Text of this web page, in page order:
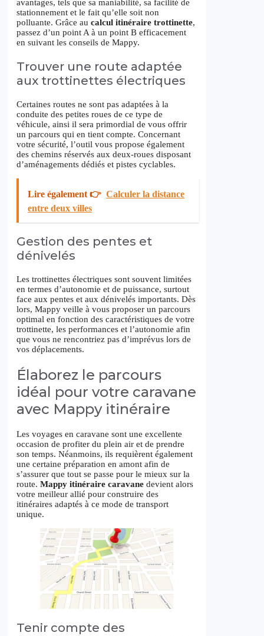
avantages, tels que sa maniabilité, sa facilité de
stationnement et le fait qu’elle soit non
polluante. Grâce au calcul itinéraire trottinette,
passez d’un point A à un point B efficacement
en suivant les conseils de Mappy.
Trouver une route adaptée
aux trottinettes électriques
Certaines routes ne sont pas adaptées à la
conduite des petites roues de ce type de
véhicule, ainsi il sera primordial de vous offrir
un parcours qui en tient compte. Concernant
votre sécurité, l’outil vous propose également
des chemins réservés aux deux-roues disposant
d’aménagements dédiés et pistes cyclables.
Lire également 👉 Calculer la distance
entre deux villes
Gestion des pentes et
dénivelés
Les trottinettes électriques sont souvent limitées
en termes d’autonomie et de puissance, surtout
face aux pentes et aux dénivelés importants. Dès
lors, Mappy veille à vous proposer un parcours
optimal en fonction des caractéristiques de votre
trottinette, les performances et l’autonomie afin
que vous ne rencontriez pas d’imprévus lors de
vos déplacements.
Élaborez le parcours
idéal pour votre caravane
avec Mappy itinéraire
Les voyages en caravane sont une excellente
occasion de profiter du plein air et de prendre
son temps. Néanmoins, ils requièrent également
une certaine préparation en amont afin de
s’assurer que tout se passe pour le mieux sur la
route. Mappy itinéraire caravane devient alors
votre meilleur allié pour construire des
itinéraires adaptés à ce mode de transport
unique.
Tenir compte des